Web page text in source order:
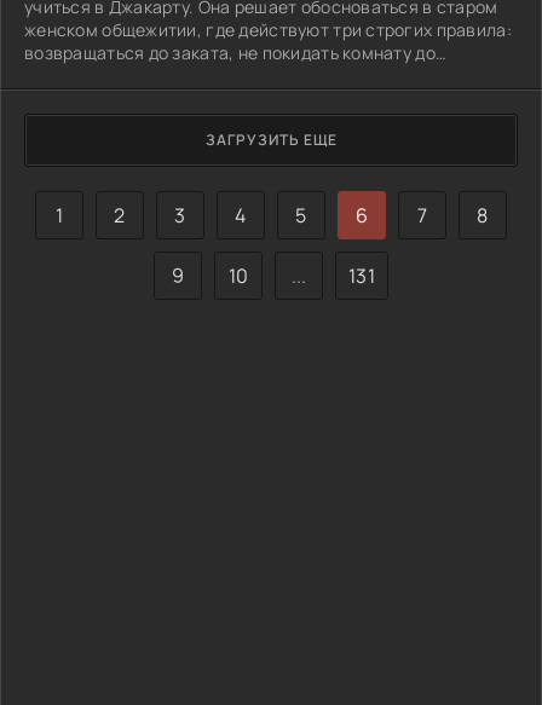
учиться в Джакарту. Она решает обосноваться в старом
женском общежитии, где действуют три строгих правила:
возвращаться до заката, не покидать комнату до
Условия кажутся ей вполне приемлемыми, и она быстро
заселяется. Однако вскоре Картини начинает слышать
странные слухи о том, что в этом здании когда-то
произошел ужасный пожар, который унес жизни всех его
ЗАГРУЗИТЬ ЕЩЕ
1 2 3 4 5 6 7 8
9 10 ... 131